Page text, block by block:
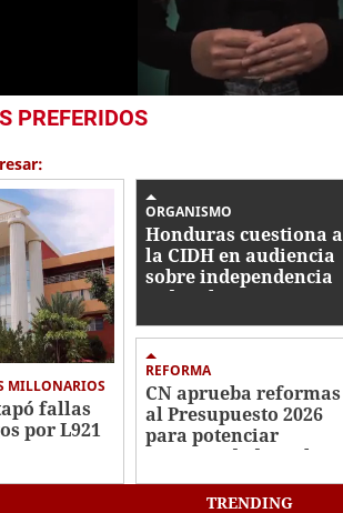
PREFERIDOS
MILLONARIOS
fallas
por L921
ORGANISMO
Honduras cuestiona a
la CIDH en audiencia
sobre independencia
judicial
REFORMA
CN aprueba reformas
al Presupuesto 2026
para potenciar
conectividad escolar,
industria militar y
eliminar plazas
TRENDING